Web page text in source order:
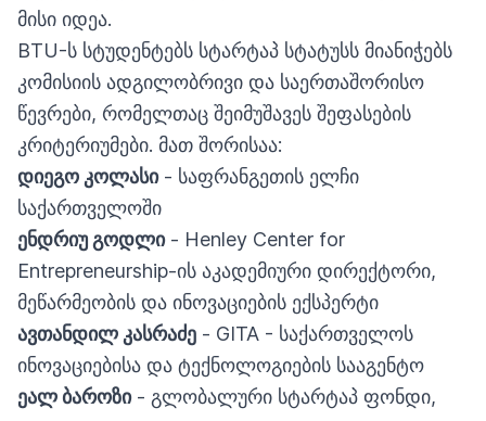
მისი იდეა.
BTU-ს სტუდენტებს სტარტაპ სტატუსს მიანიჭებს
კომისიის ადგილობრივი და საერთაშორისო
წევრები, რომელთაც შეიმუშავეს შეფასების
კრიტერიუმები. მათ შორისაა:
დიეგო კოლასი- საფრანგეთის ელჩი
საქართველოში
ენდრიუ გოდლი- Henley Center for
Entrepreneurship-ის აკადემიური დირექტორი,
მეწარმეობის და ინოვაციების ექსპერტი
ავთანდილ კასრაძე - GITA - საქართველოს
ინოვაციებისა და ტექნოლოგიების სააგენტო
ეალ ბაროზი- გლობალური სტარტაპ ფონდი,